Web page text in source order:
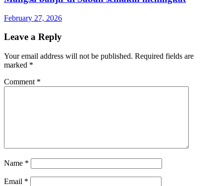
February 27, 2026
Leave a Reply
Your email address will not be published. Required fields are
marked *
Comment *
Name *
Email *